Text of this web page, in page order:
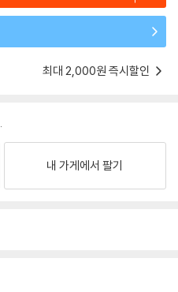
최대 2,000원 즉시할인
내 가게에서 팔기